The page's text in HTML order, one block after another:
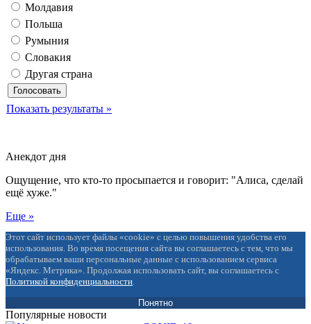
Молдавия
Польша
Румыния
Словакия
Другая страна
Показать результаты »
Анекдот дня
Ощущение, что кто-то просыпается и говорит: "Алиса, сделай
ещё хуже."
Еще »
Этот сайт использует файлы «cookie» с целью повышения удобства его
использования. Во время посещения сайта вы соглашаетесь с тем, что мы
обрабатываем ваши персональные данные с использованием сервиса
«Яндекс. Метрика». Продолжая использовать сайт, вы соглашаетесь с
Политикой конфиденциальности.
Понятно
Популярные новости